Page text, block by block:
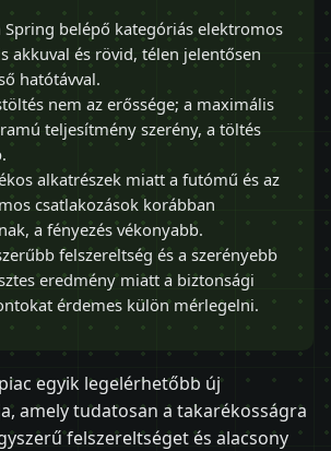
Spring belépő kategóriás elektromos
akkuval és rövid, télen jelentősen
hatótávval.
nem az erőssége; a maximális
teljesítmény szerény, a töltés
alkatrészek miatt a futómű és az
csatlakozások korábban
a fényezés vékonyabb.
felszereltség és a szerényebb
eredmény miatt a biztonsági
érdemes külön mérlegelni.
egyik legelérhetőbb új
amely tudatosan a takarékosságra
felszereltséget és alacsony